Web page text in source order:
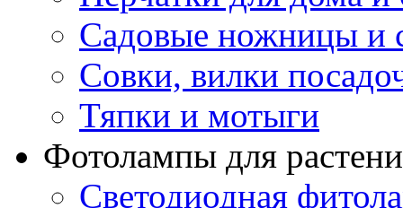
Садовые ножницы и
Совки, вилки
Тяпки и мотыги
Фотолампы для
Светодиодная